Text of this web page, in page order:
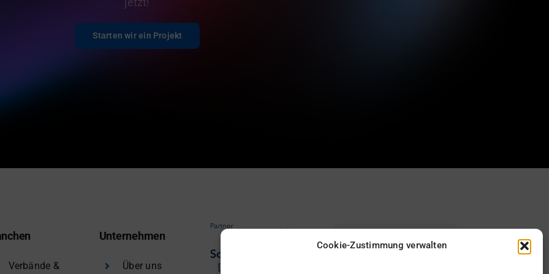
Cookie-Zustimmung verwalten
Starten wir ein Projekt
Verbände &
Unternehmen
Über uns